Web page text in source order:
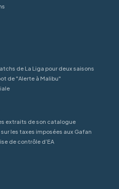
de La Liga pour deux saisons
de "Alerte à Malibu"
extraits de son catalogue
les taxes imposées aux Gafan
de contrôle d’EA